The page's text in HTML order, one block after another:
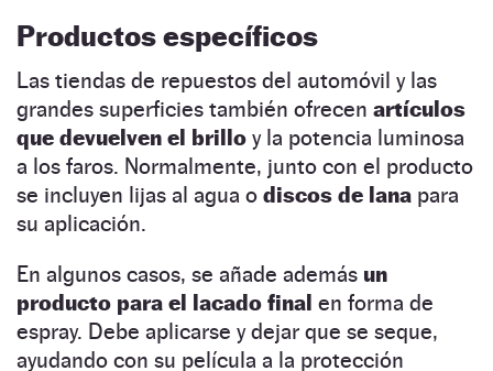
Productos específicos
Las tiendas de repuestos del automóvil y las
grandes superficies también ofrecen artículos
que devuelven el brillo y la potencia luminosa
a los faros. Normalmente, junto con el producto
se incluyen lijas al agua o discos de lana para
su aplicación.
En algunos casos, se añade además un
producto para el lacado final en forma de
espray. Debe aplicarse y dejar que se seque,
ayudando con su película a la protección